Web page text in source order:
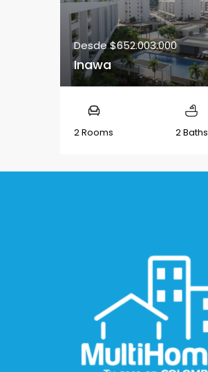
Desde$652.003.000
Inawa
2 Rooms 2 Baths